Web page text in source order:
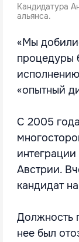
Кандидатура
альянса.
«Мы
процедуры
«опытный
С 2005
Австрии.
кандидат
Должность
нее был